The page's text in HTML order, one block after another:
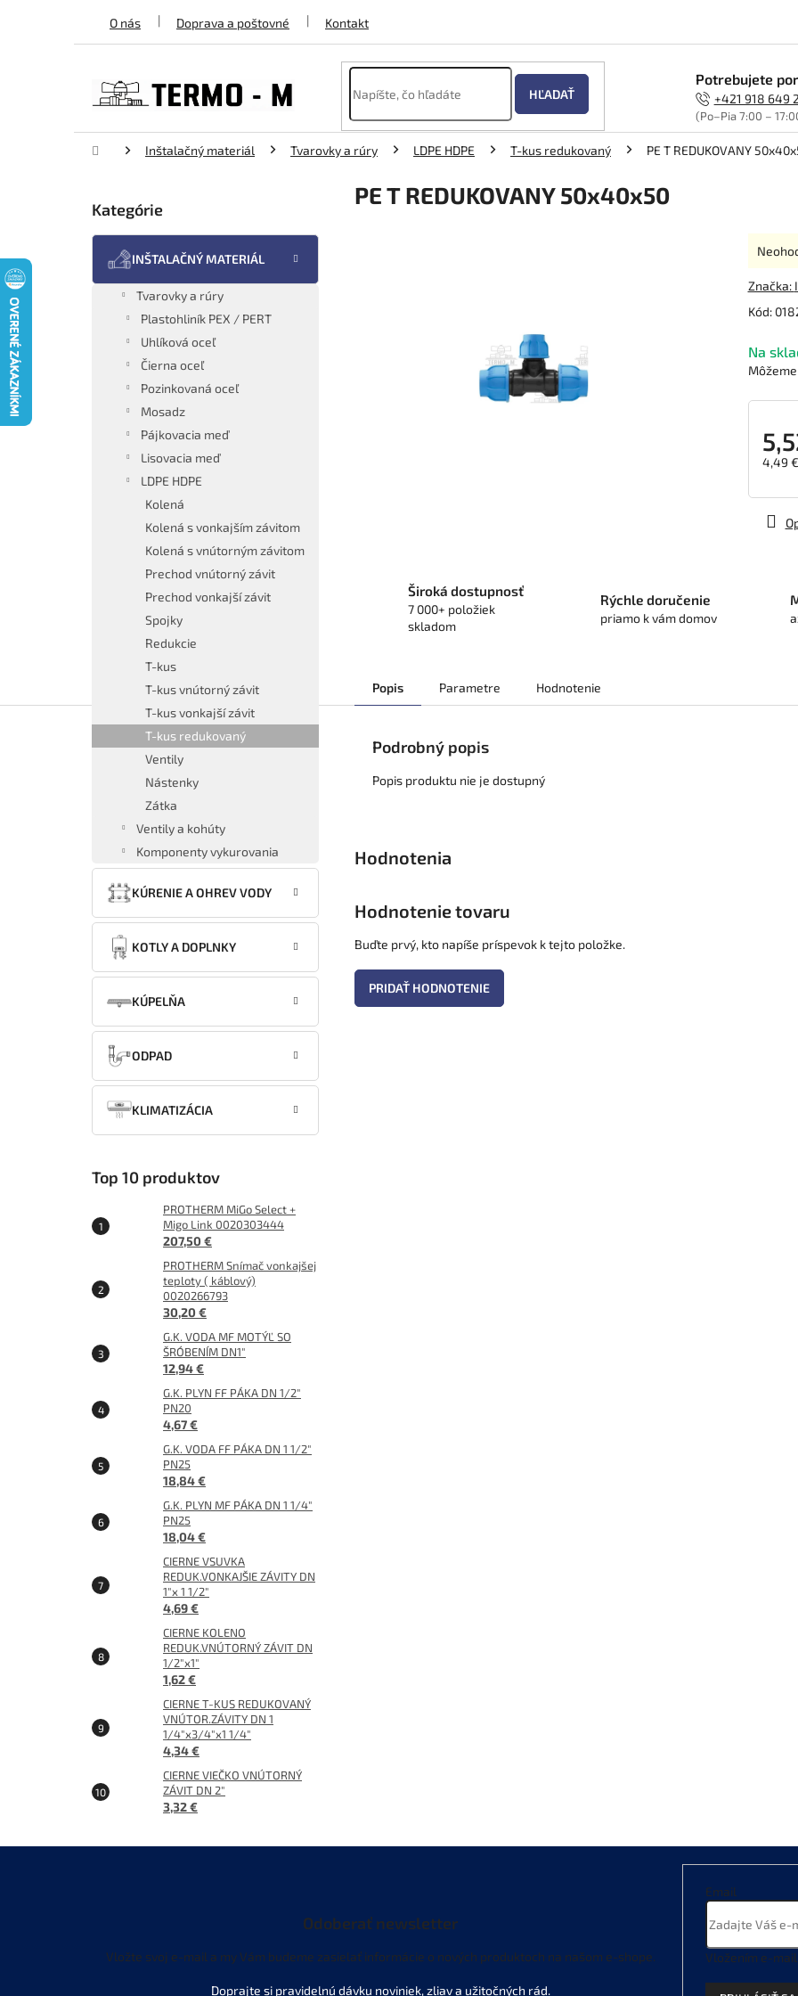
O nás Doprava a poštovné Kontakt
HĽADAŤ
Potrebujete
+421 918 649
(Po–Pia 7:00 –
DomovInštalačný materiál Tvarovky a rúry LDPE HDPE T-kus redukovaný PE T REDUKOVANY
Preskočiť
Kategórie
INŠTALAČNÝ MATERIÁL
Tvarovky a rúry
Plastohliník PEX / PERT
Uhlíková oceľ
Čierna oceľ
Pozinkovaná oceľ
Mosadz
Pájkovacia meď
Lisovacia meď
LDPE HDPE
Kolená
Kolená s vonkajším závitom
Kolená s vnútorným závitom
Prechod vnútorný závit
Prechod vonkajší závit
Spojky
Redukcie
T-kus
T-kus vnútorný závit
T-kus vonkajší závit
T-kus redukovaný
Ventily
Nástenky
Zátka
Ventily a kohúty
Komponenty vykurovania
KÚRENIE A OHREV VODY
KOTLY A DOPLNKY
KÚPELŇA
ODPAD
KLIMATIZÁCIA
Top 10 produktov
PROTHERM MiGo Select +
Migo Link 0020303444
207,50 €
PROTHERM Snímač vonkajšej
teploty ( káblový)
0020266793
30,20 €
G.K. VODA MF MOTÝĽ SO
ŠRÓBENÍM DN1"
12,94 €
G.K. PLYN FF PÁKA DN 1/2"
PN20
4,67 €
G.K. VODA FF PÁKA DN 1 1/2"
PN25
18,84 €
G.K. PLYN MF PÁKA DN 1 1/4"
PN25
18,04 €
CIERNE VSUVKA
REDUK.VONKAJŠIE ZÁVITY DN
1"x 1 1/2"
4,69 €
CIERNE KOLENO
REDUK.VNÚTORNÝ ZÁVIT DN
1/2"x1"
1,62 €
CIERNE T-KUS REDUKOVANÝ
VNÚTOR.ZÁVITY DN 1
1/4"x3/4"x1 1/4"
4,34 €
CIERNE VIEČKO VNÚTORNÝ
ZÁVIT DN 2"
3,32 €
PE T REDUKOVANY 50x40x50
Kód:
Na
4,49
0,0
5
Značka:
Široká dostupnosť
7 000+ položiek
skladom
Rýchle doručenie
priamo k vám domov
Popis Parametre Hodnotenie
Podrobný popis
Popis produktu nie je dostupný
Hodnotenie tovaru
Buďte prvý, kto napíše príspevok k tejto položke.
PRIDAŤ HODNOTENIE
Odoberať newsletter
Vložte svoj e-mail a my Vám budeme zasielať informácie o nových produktoch na našom e-shope.
Email
Vložením e-